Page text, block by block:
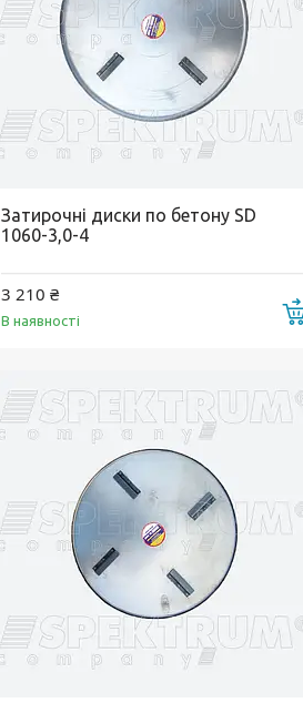
Затирочні диски по бетону SD
1060-3,0-4
3 210 ₴
В наявності